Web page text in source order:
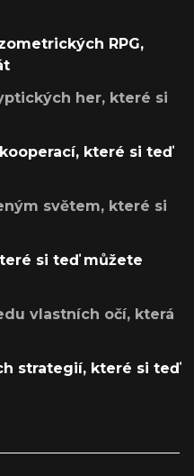
RPG,
her, které si
které si teď
světem, které si
si teď můžete
vlastních očí, která
strategií, které si teď